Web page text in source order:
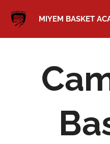
MIYEM BASKET